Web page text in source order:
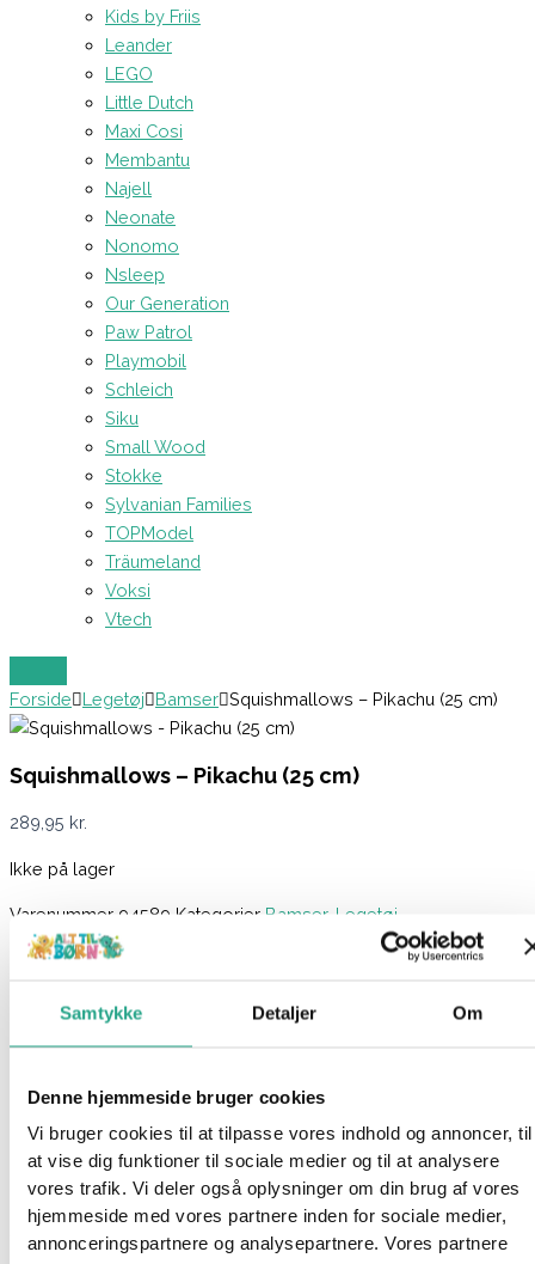
Samtykke Detaljer Om
Denne hjemmeside bruger cookies
Vi bruger cookies til at tilpasse vores indhold og annoncer, til
at vise dig funktioner til sociale medier og til at analysere
vores trafik. Vi deler også oplysninger om din brug af vores
hjemmeside med vores partnere inden for sociale medier,
annonceringspartnere og analysepartnere. Vores partnere
Kids by Friis
Leander
LEGO
Little Dutch
Maxi Cosi
Membantu
Najell
Neonate
Nonomo
Nsleep
Our Generation
Paw Patrol
Playmobil
Schleich
Siku
Small Wood
Stokke
Sylvanian Families
TOPModel
Träumeland
Voksi
Vtech
Forside Legetøj Bamser Squishmallows – Pikachu (25 cm)
Squishmallows – Pikachu (25 cm)
289,95 kr.
Ikke på lager
Varenummer 94589 Kategorier Bamser, Legetøj
Beskrivelse
blive verdens bedste Pokemón træner.
Denne søde Pikachu fra Squishmallows måler 25 cm høj og er
den perfekte krammeven for en Pokemón fan.
Squishmallows er en skøn serie af bløde plysdyr, elsket for
deres utroligt bløde og “squishy” tekstur. Disse plyslegetøj fås i